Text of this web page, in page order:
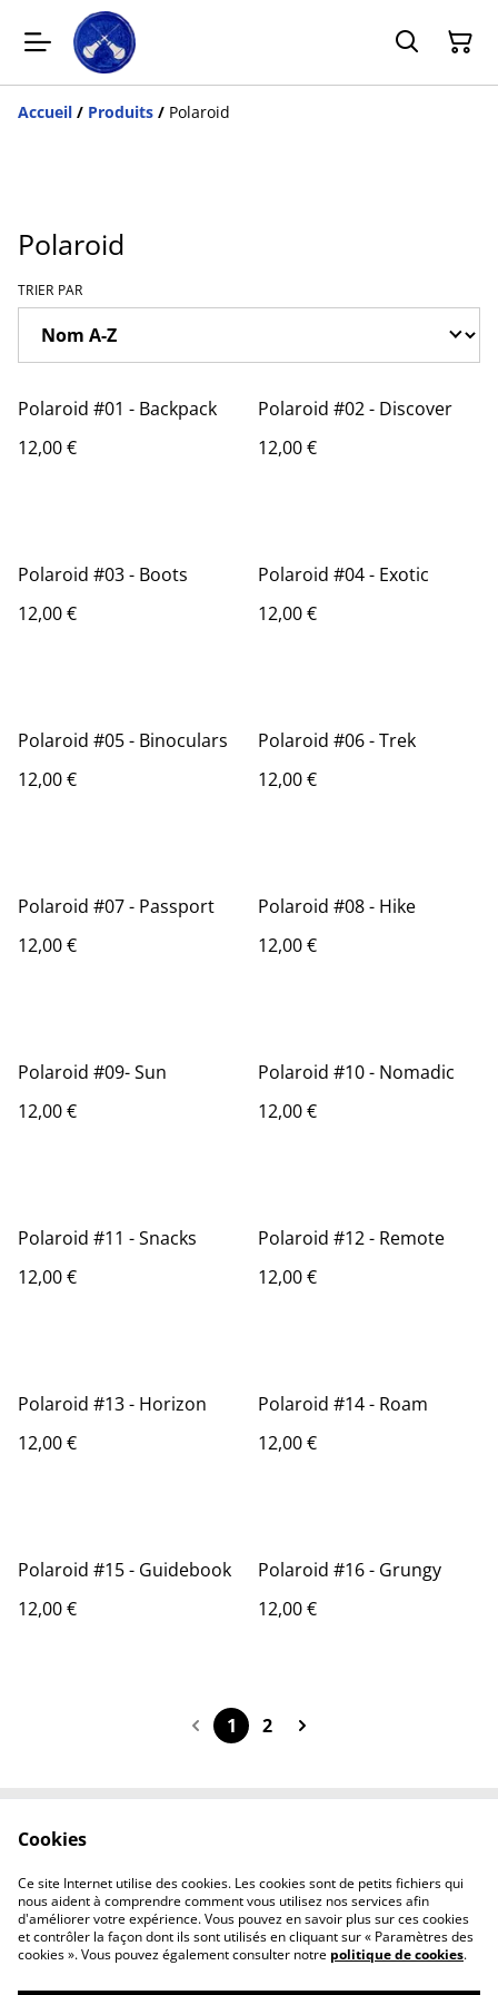
Accueil / Produits / Polaroid
Polaroid
TRIER PAR
Polaroid #01 - Backpack
12,00 €
Polaroid #02 - Discover
12,00 €
Polaroid #03 - Boots
12,00 €
Polaroid #04 - Exotic
12,00 €
Polaroid #05 - Binoculars
12,00 €
Polaroid #06 - Trek
12,00 €
Polaroid #07 - Passport
12,00 €
Polaroid #08 - Hike
12,00 €
Polaroid #09- Sun
12,00 €
Polaroid #10 - Nomadic
12,00 €
Polaroid #11 - Snacks
12,00 €
Polaroid #12 - Remote
12,00 €
Polaroid #13 - Horizon
12,00 €
Polaroid #14 - Roam
12,00 €
Polaroid #15 - Guidebook
12,00 €
Polaroid #16 - Grungy
12,00 €
1 2
Politique de
confidentialité
Politique de cookies
Cookies
Ce site Internet utilise des cookies. Les cookies sont de petits fichiers qui
nous aident à comprendre comment vous utilisez nos services afin
d'améliorer votre expérience. Vous pouvez en savoir plus sur ces cookies
et contrôler la façon dont ils sont utilisés en cliquant sur « Paramètres des
cookies ». Vous pouvez également consulter notre politique de cookies.